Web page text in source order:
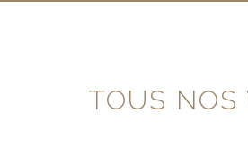
TOUS NOS